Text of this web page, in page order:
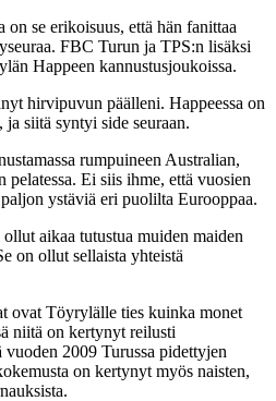
se erikoisuus, että hän fanittaa
FBC Turun ja TPS:n lisäksi
Happeen kannustusjoukoissa.
hirvipuvun päälleni. Happeessa on
siitä syntyi side seuraan.
rumpuineen Australian,
Ei siis ihme, että vuosien
ystäviä eri puolilta Eurooppaa.
aikaa tutustua muiden maiden
on ollut sellaista yhteistä
ovat Töyrylälle ties kuinka monet
niitä on kertynyt reilusti
2009 Turussa pidettyjen
on kertynyt myös naisten,